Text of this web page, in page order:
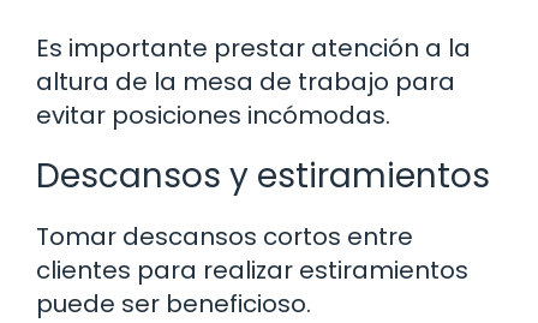
Es importante prestar atención a la
altura de la mesa de trabajo para
evitar posiciones incómodas.
Descansos y estiramientos
Tomar descansos cortos entre
clientes para realizar estiramientos
puede ser beneficioso.